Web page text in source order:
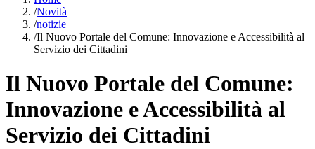
/Novità
/notizie
/Il Nuovo Portale del Comune: Innovazione e Accessibilità al
Servizio dei Cittadini
Il Nuovo Portale del Comune:
Innovazione e Accessibilità al
Servizio dei Cittadini